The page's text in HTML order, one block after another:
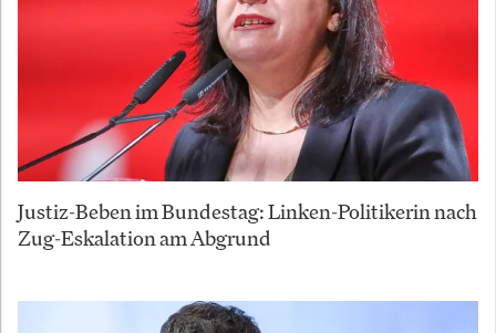
Justiz-Beben im Bundestag: Linken-Politikerin nach
Zug-Eskalation am Abgrund